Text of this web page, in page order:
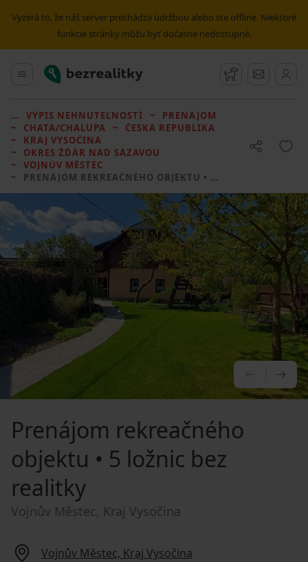
Vyzerá to, že náš server prechádza údržbou alebo ste offline. Niektoré
funkcie stránky môžu byť dočasne nedostupné.
Hlavné menu
Bezrealitky Strážny pes
Správy
VÝPIS NEHNUTEĽNOSTÍ
PRENÁJOM
CHATA/CHALUPA
ČESKÁ REPUBLIKA
KRAJ VYSOČINA
OKRES ŽĎÁR NAD SÁZAVOU
VOJNŮV MĚSTEC
PRENÁJOM REKREAČNÉHO OBJEKTU • 5 LOŽNIC BEZ REALITKY
Prenájom rekreačného
objektu • 5 ložnic bez
realitky
Vojnův Městec, Kraj Vysočina
Vojnův Městec, Kraj Vysočina